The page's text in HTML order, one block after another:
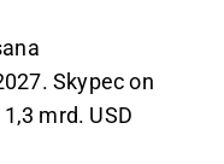
Skypec on
mrd. USD